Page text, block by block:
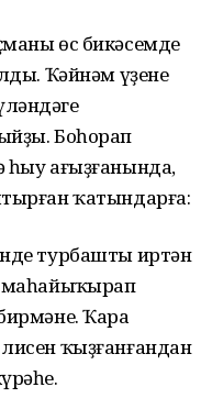
өс бикәсемдең
Ҡәйнәм үҙенең
Боһорап
һыу ағыҙғанында,
ҡатындарға:
турбашты иртән
Ҡара
ҡыҙғанғандан